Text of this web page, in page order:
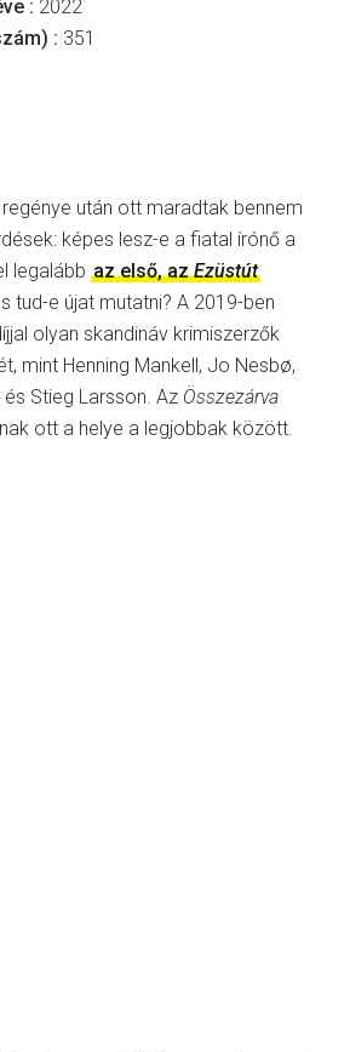
: 2022
: 351
után ott maradtak bennem
képes lesz-e a fiatal írónő a
legalább az első, azEzüstút
tud-e újat mutatni? A 2019-ben
olyan skandináv krimiszerzők
mint Henning Mankell, Jo Nesbø,
Stieg Larsson. Az Összezárva
ott a helye a legjobbak között.